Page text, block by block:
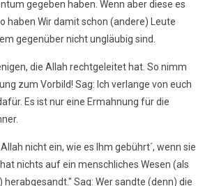
gegeben haben. Wenn aber diese es
haben Wir damit schon (andere) Leute
gegenüber nicht ungläubig sind.
die Allah rechtgeleitet hat. So nimm
zum Vorbild! Sag: Ich verlange von euch
Es ist nur eine Ermahnung für die
nicht ein, wie es Ihm gebührt´, wenn sie
nichts auf ein menschliches Wesen (als
Sag: Wer sandte (denn) die